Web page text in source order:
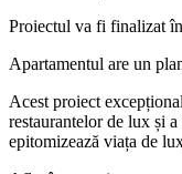
Proiectul va fi finalizat
Apartamentul are un
Acest proiect
restaurantelor de lux și
epitomizează viața de